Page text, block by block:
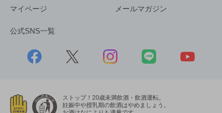
マイページ メールマガジン
公式SNS一覧
ストップ！20歳未満飲酒・飲酒運転。
妊娠中や授乳期の飲酒はやめましょう。